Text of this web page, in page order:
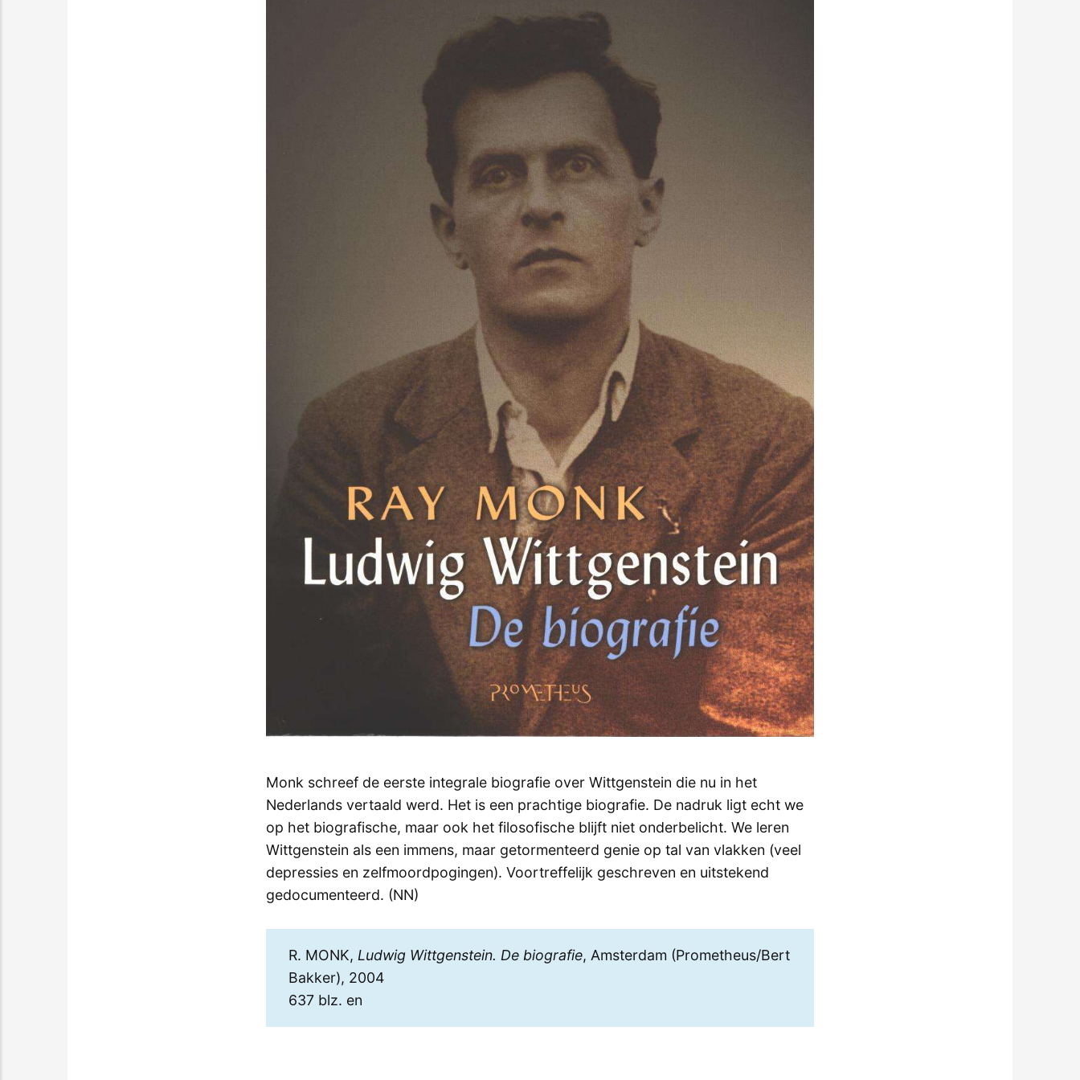
Monk schreef de eerste integrale biografie over Wittgenstein die nu in het
Nederlands vertaald werd. Het is een prachtige biografie. De nadruk ligt echt we
op het biografische, maar ook het filosofische blijft niet onderbelicht. We leren
Wittgenstein als een immens, maar getormenteerd genie op tal van vlakken (veel
depressies en zelfmoordpogingen). Voortreffelijk geschreven en uitstekend
gedocumenteerd. (NN)
R. MONK,Ludwig Wittgenstein. De biografie, Amsterdam (Prometheus/Bert
Bakker), 2004
637 blz. en